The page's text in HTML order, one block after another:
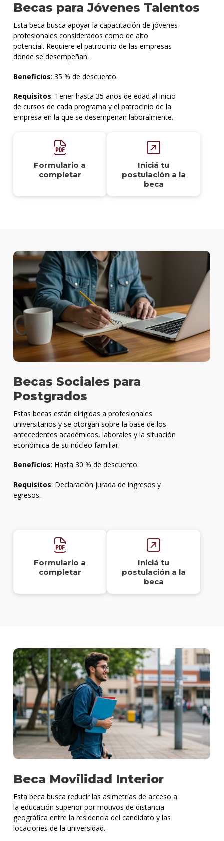
Becas para Jóvenes Talentos
Esta beca busca apoyar la capacitación de jóvenes
profesionales considerados como de alto
potencial. Requiere el patrocinio de las empresas
donde se desempeñan.
Beneficios: 35 % de descuento.
Requisitos: Tener hasta 35 años de edad al inicio
de cursos de cada programa y el patrocinio de la
empresa en la que se desempeñan laboralmente.
Formulario a
completar
Iniciá tu
postulación a la
beca
Becas Sociales para
Postgrados
Estas becas están dirigidas a profesionales
universitarios y se otorgan sobre la base de los
antecedentes académicos, laborales y la situación
económica de su núcleo familiar.
Beneficios: Hasta 30 % de descuento.
Requisitos: Declaración jurada de ingresos y
egresos.
Formulario a
completar
Iniciá tu
postulación a la
beca
Beca Movilidad Interior
Esta beca busca reducir las asimetrías de acceso a
la educación superior por motivos de distancia
geográfica entre la residencia del candidato y las
locaciones de la universidad.